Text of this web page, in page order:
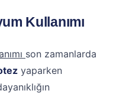
Kullanımı
son zamanlarda
yaparken